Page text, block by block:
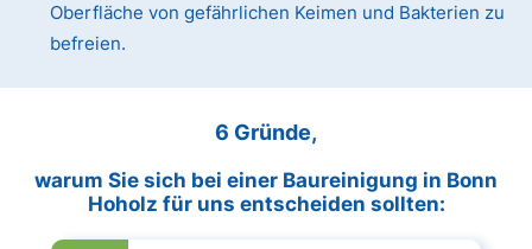
Oberfläche von gefährlichen Keimen und Bakterien zu
befreien.
6 Gründe,
warum Sie sich bei einer Baureinigung in Bonn
Hoholz für uns entscheiden sollten: